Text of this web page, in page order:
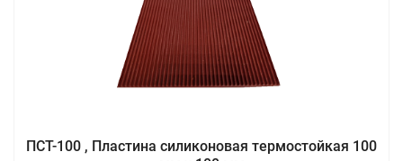
ПСТ-100 , Пластина силиконовая термостойкая 100